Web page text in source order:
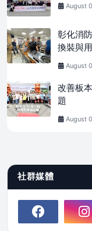
August
彰化消
換裝與
August
改善板
題
August
社群媒體